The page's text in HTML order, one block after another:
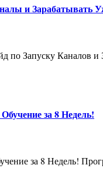
и Зарабатывать
за 8 Недель!
за 8 Недель!